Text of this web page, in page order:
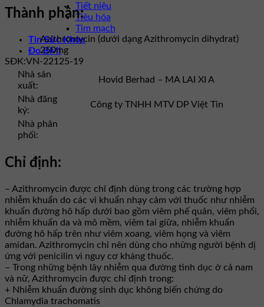
Tiết niệu
Tiêu hóa
Tim mạch
Tin Sức Khỏe
Đo BMI
Thành phần:
Azithromycin (dưới dạng Azithromycin dihydrat)
250mg
SĐK:VN-22125-19
Nhà sản
xuất:
Hovid Berhad – MA LAI XI A
Nhà đăng
ký:
Công ty TNHH MTV DP Việt Tin
Nhà phân
phối:
Chỉ định:
– Azithromycin được chỉ định dùng trong các trường hợp
nhiễm khuẩn do các vi khuẩn nhạy cảm với thuốc như nhiễm
khuẩn đường hô hấp dưới bao gồm viêm phế quản, viêm phổi,
nhiễm khuẩn da và mô mềm, viêm tai giữa, nhiễm khuẩn
đường hô hấp trên như viêm xoang, viêm họng và viêm
amidan. Azithromycin chỉ nên dùng cho những người bệnh dị
ứng với penicilin vì nguy cơ kháng thuốc.
– Trong những bệnh lây nhiễm qua đường tình dục ở cả nam
và nữ, Azithromycin được chỉ định trong:
+ Nhiễm khuẩn đường sinh dục không biến chứng do
Chlamydia trachomatis